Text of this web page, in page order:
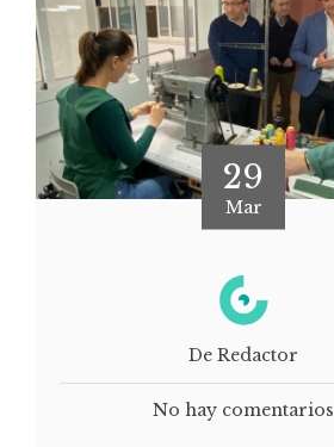
29
Mar
De Redactor
No hay comentarios